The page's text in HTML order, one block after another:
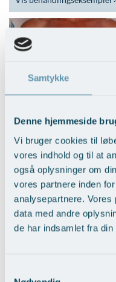
Samtykke
Denne hjemmeside
Vi bruger cookies til
vores indhold og til at
også oplysninger om
vores partnere inden
analysepartnere. Vores
data med andre
de har indsamlet fra
BFO med
Vis behandlingseksempler